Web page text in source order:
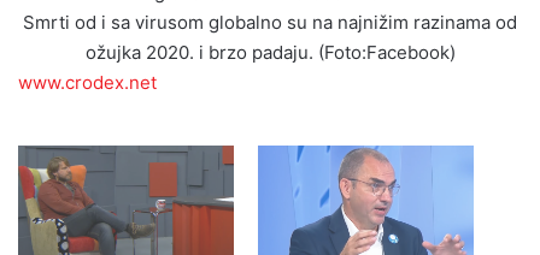
Smrti od i sa virusom globalno su na najnižim razinama od
ožujka 2020. i brzo padaju. (Foto:Facebook)
www.crodex.net